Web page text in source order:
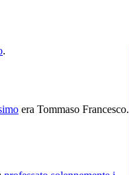
.
era Tommaso Francesco.